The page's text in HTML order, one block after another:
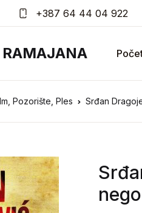
+387 64 44 04 922
Pozorište, Ples Srđan